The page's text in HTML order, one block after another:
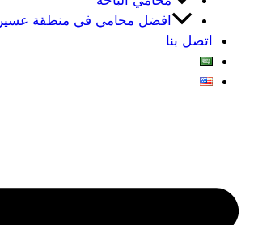
افضل محامي في منطقة عسير
اتصل بنا